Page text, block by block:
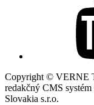
Copyright © VERNE
redakčný CMS
Slovakia s.r.o.